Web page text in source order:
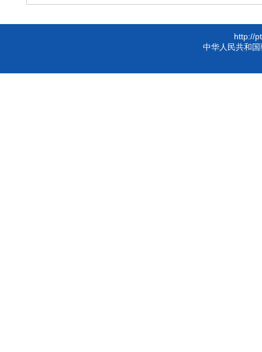
http://
中华人民共和